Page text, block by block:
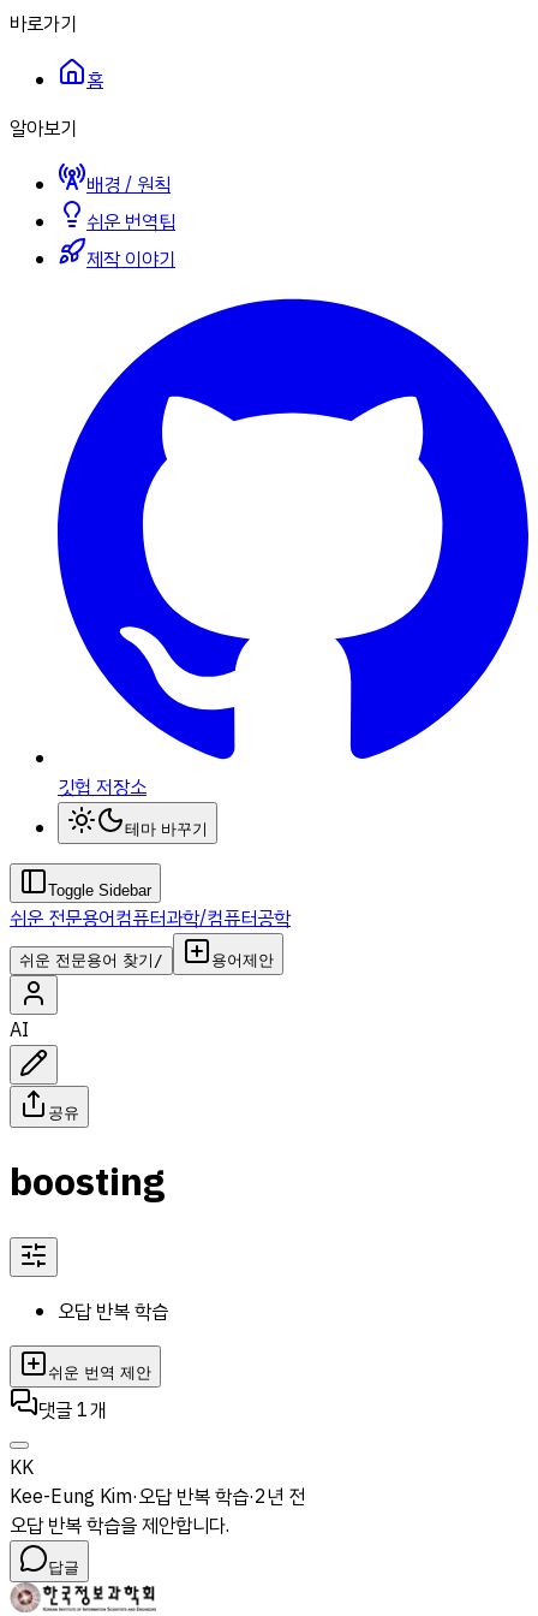
바로가기
홈
알아보기
배경 / 원칙
쉬운 번역팁
제작 이야기
깃헙 저장소
테마 바꾸기
Toggle Sidebar
쉬운 전문용어컴퓨터과학/컴퓨터공학
쉬운 전문용어 찾기 / 용어제안
AI
공유
boosting
오답 반복 학습
쉬운 번역 제안
댓글1개
KK
Kee-Eung Kim·오답 반복 학습·2년 전
오답 반복 학습을 제안합니다.
답글